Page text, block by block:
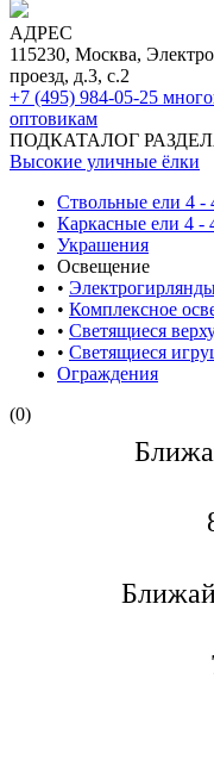
АДРЕС
115230, Москва,
проезд, д.3, с.2
+7 (495) 984-05-25
оптовикам
ПОДКАТАЛОГ
Высокие уличные ёлки
Ствольные ели 4 -
Каркасные ели 4 -
Украшения
Освещение
•
• Комплексное
• Светящиеся
• Светящиеся
Ограждения
(0)